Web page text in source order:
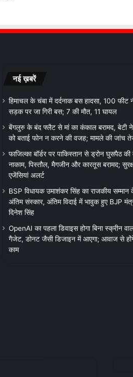
नई ख़बरें
हिमाचल के चंबा में दर्दनाक बस हादसा, 100 फीट
सड़क पर जा गिरी बस; 7 की मौत, 11 घायल
बेंगलुरु के बंद फ्लैट से मां का कंकाल बरामद, बेटी
को बताई फोन न करने की वजह; मामले की जांच
फाजिल्का बॉर्डर पर पाकिस्तान से ड्रोन घुसपैठ की
नाकाम, पिस्तौल, मैगजीन और कारतूस बरामद;
एजेंसियां अलर्ट
BSP विधायक उमाशंकर सिंह का राजकीय सम्मान
अंतिम संस्कार, अंतिम विदाई में भावुक हुए BJP
दिनेश सिंह
OpenAI का पहला डिवाइस होगा बिना स्क्रीन
गैजेट, डोनट जैसी डिजाइन में आएगा; आवाज से
काम